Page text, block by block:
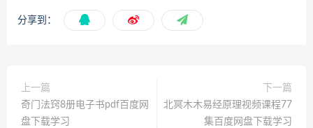
分享到：
上一篇
奇门法窍8册电子书pdf百度网
盘下载学习
下一篇
北冥木木易经原理视频课程77
集百度网盘下载学习